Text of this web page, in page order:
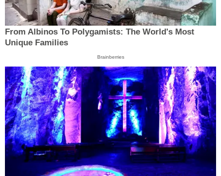
From Albinos To Polygamists: The World's Most
Unique Families
Brainberries